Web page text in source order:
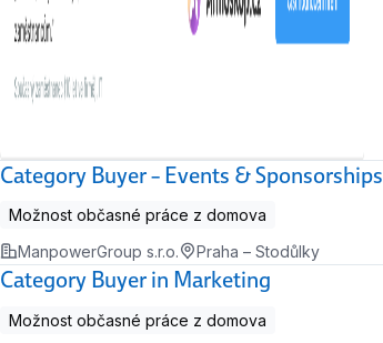
Category Buyer – Events & Sponsorships
Možnost občasné práce z domova
ManpowerGroup s.r.o.
Praha – Stodůlky
Category Buyer in Marketing
Možnost občasné práce z domova